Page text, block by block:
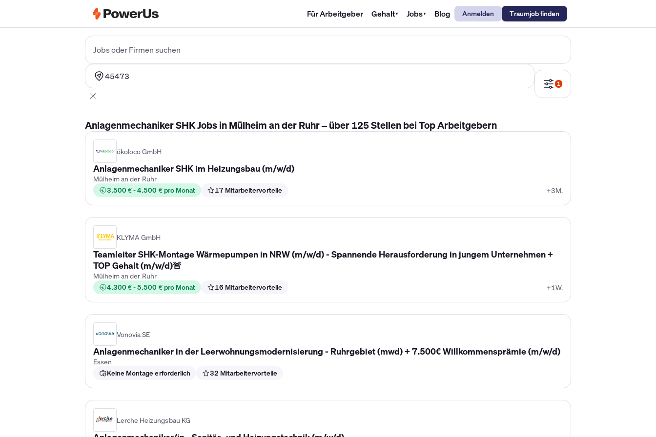
Für Arbeitgeber Gehalt▼ Jobs▼ Blog Anmelden Traumjob finden
Jobs oder Firmen suchen
45473
1
Anlagenmechaniker SHK Jobs in Mülheim an der Ruhr – über 125 Stellen bei Top Arbeitgebern
ökoloco GmbH
Anlagenmechaniker SHK im Heizungsbau (m/w/d)
Mülheim an der Ruhr
3.500 € - 4.500 € pro Monat
17 Mitarbeitervorteile +3M.
KLYMA GmbH
Teamleiter SHK-Montage Wärmepumpen in NRW (m/w/d) - Spannende Herausforderung in jungem Unternehmen +
TOP Gehalt (m/w/d)🚨
Mülheim an der Ruhr
4.300 € - 5.500 € pro Monat
16 Mitarbeitervorteile +1W.
Vonovia SE
Anlagenmechaniker in der Leerwohnungsmodernisierung - Ruhrgebiet (mwd) + 7.500€ Willkommensprämie (m/w/d)
Essen
Keine Montage erforderlich
32 Mitarbeitervorteile
Lerche Heizungsbau KG